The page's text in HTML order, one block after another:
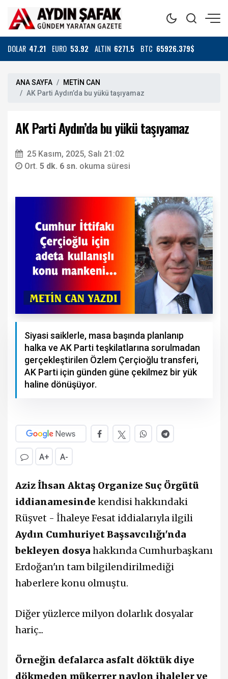
DOLAR 47.21 EURO 53.92 ALTIN 6271.5 BTC 65926.379$
ANA SAYFA
METİN CAN
AK Parti Aydın’da bu yükü taşıyamaz
AK Parti Aydın’da bu yükü taşıyamaz
25 Kasım, 2025, Salı 21:02
Ort. 5 dk. 6 sn. okuma süresi
Siyasi saiklerle, masa başında planlanıp
halka ve AK Parti teşkilatlarına sorulmadan
gerçekleştirilen Özlem Çerçioğlu transferi,
AK Parti için günden güne çekilmez bir yük
haline dönüşüyor.
A+ A-
Aziz İhsan Aktaş Organize Suç Örgütü
iddianamesinde kendisi hakkındaki
Rüşvet - İhaleye Fesat iddialarıyla ilgili
Aydın Cumhuriyet Başsavcılığı'nda
bekleyen dosya hakkında Cumhurbaşkanı
Erdoğan'ın tam bilgilendirilmediği
haberlere konu olmuştu.
Diğer yüzlerce milyon dolarlık dosyalar
hariç...
Örneğin defalarca asfalt döktük diye
dökmeden mükerrer naylon ihaleler ve